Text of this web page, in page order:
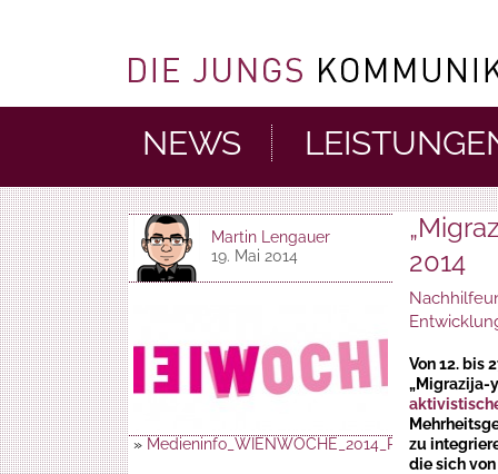
NEWS
Martin Lengauer
19. Mai 2014
»
2014
Von 12. bis
„Migrazija-
zu
die sich